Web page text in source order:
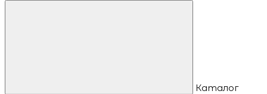
Каталог